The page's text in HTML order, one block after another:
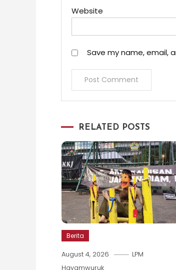
Website
Save my name, email,
RELATED POSTS
Berita
August 4, 2026
LPM
Hayamwuruk